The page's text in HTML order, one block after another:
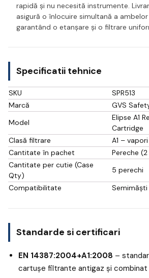
rapidă și nu necesită instrumente.
asigură o înlocuire simultană a
garantând o etanșare și o filtrare
Specificatii tehnice
SKU
SPR513
Marcă
GVS
Model
Elipse A1
Cartridge
Clasă filtrare
A1 –
Cantitate în pachet
Pereche
Cantitate per cutie (Case
Qty)
5 perechi
Compatibilitate
Semimăști
Standarde si certificari
EN 14387:2004+A1:2008 –
cartușe filtrante antigaz și combinat